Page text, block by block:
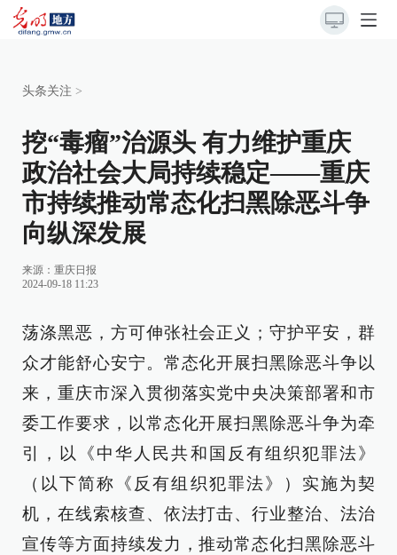
头条关注 >
挖“毒瘤”治源头 有力维护重庆
政治社会大局持续稳定——重庆
市持续推动常态化扫黑除恶斗争
向纵深发展
来源： 重庆日报
2024-09-18 11:23
荡涤黑恶，方可伸张社会正义；守护平安，群
众才能舒心安宁。常态化开展扫黑除恶斗争以
来，重庆市深入贯彻落实党中央决策部署和市
委工作要求，以常态化开展扫黑除恶斗争为牵
引，以《中华人民共和国反有组织犯罪法》
（以下简称《反有组织犯罪法》）实施为契
机，在线索核查、依法打击、行业整治、法治
宣传等方面持续发力，推动常态化扫黑除恶斗